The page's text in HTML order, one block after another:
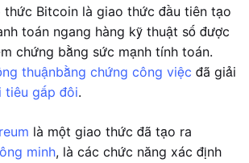
thức Bitcoin là giao thức đầu tiên tạo
toán ngang hàng kỹ thuật số được
chứng bằng sức mạnh tính toán.
thuậnbằng chứng công việc đã giải
tiêu gấp đôi.
là một giao thức đã tạo ra
minh, là các chức năng xác định